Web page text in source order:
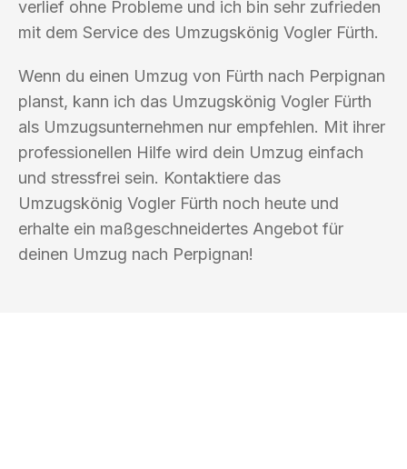
verlief ohne Probleme und ich bin sehr zufrieden
mit dem Service des Umzugskönig Vogler Fürth.
Wenn du einen Umzug von Fürth nach Perpignan
planst, kann ich das Umzugskönig Vogler Fürth
als Umzugsunternehmen nur empfehlen. Mit ihrer
professionellen Hilfe wird dein Umzug einfach
und stressfrei sein. Kontaktiere das
Umzugskönig Vogler Fürth noch heute und
erhalte ein maßgeschneidertes Angebot für
deinen Umzug nach Perpignan!